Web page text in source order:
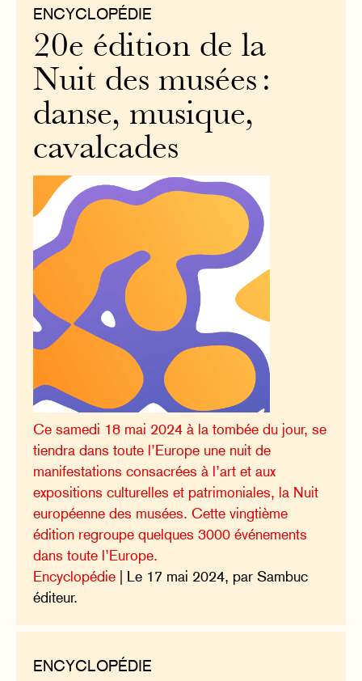
ENCYCLOPÉDIE
20e édition de la
Nuit des musées :
danse, musique,
cavalcades
Ce samedi 18 mai 2024 à la tombée du jour, se
tiendra dans toute l’Europe une nuit de
manifestations consacrées à l’art et aux
expositions culturelles et patrimoniales, la Nuit
européenne des musées. Cette vingtième
édition regroupe quelques 3000 événements
dans toute l’Europe.
Encyclopédie | Le 17 mai 2024, par Sambuc
éditeur.
ENCYCLOPÉDIE